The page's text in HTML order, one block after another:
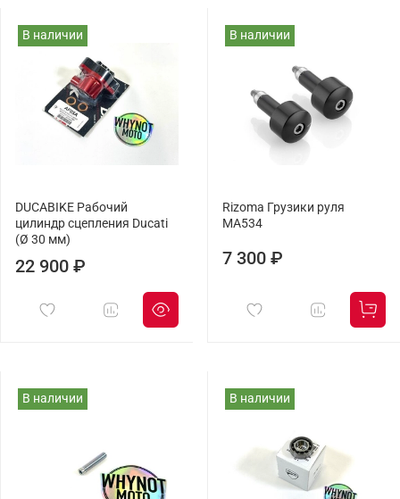
В наличии
DUCABIKE Рабочий
цилиндр сцепления Ducati
(Ø 30 мм)
22 900 ₽
В наличии
Rizoma Грузики руля
MA534
7 300 ₽
В наличии В наличии